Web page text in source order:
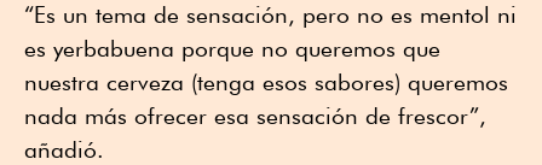
“Es un tema de sensación, pero no es mentol ni
es yerbabuena porque no queremos que
nuestra cerveza (tenga esos sabores) queremos
nada más ofrecer esa sensación de frescor”,
añadió.